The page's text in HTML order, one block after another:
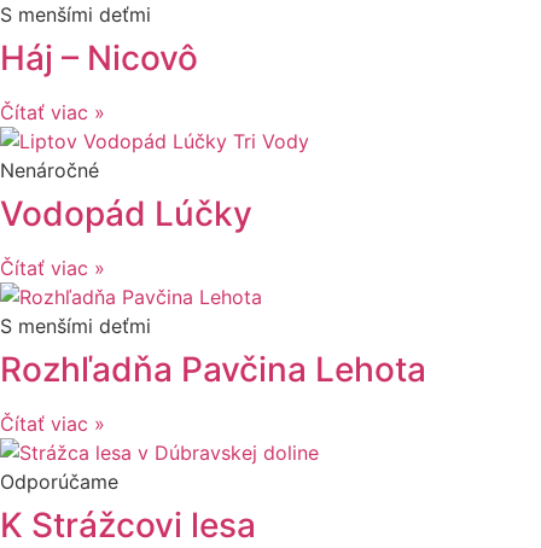
S menšími deťmi
Háj – Nicovô
Čítať viac »
Nenáročné
Vodopád Lúčky
Čítať viac »
S menšími deťmi
Rozhľadňa Pavčina Lehota
Čítať viac »
Odporúčame
K Strážcovi lesa